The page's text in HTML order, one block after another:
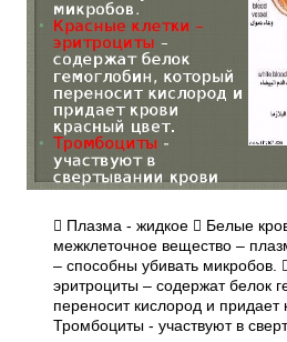
 Плазма - жидкое  Белые
межклеточное вещество –
– способны убивать микробов.
эритроциты – содержат белок
переносит кислород и придает
Тромбоциты - участвуют в